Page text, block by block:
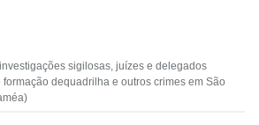
sigilosas, juízes e delegados
dequadrilha e outros crimes em São